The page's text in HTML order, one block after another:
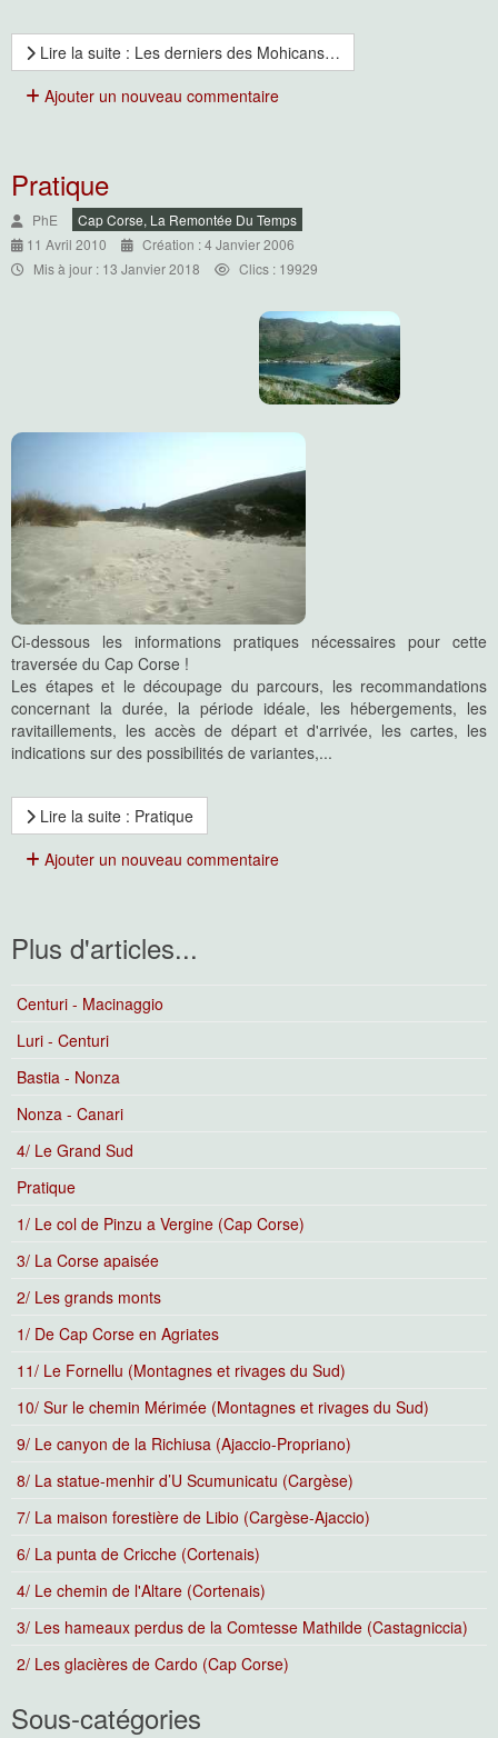
Lire la suite : Les derniers des Mohicans…
Ajouter un nouveau commentaire
Pratique
PhE
Cap Corse, La Remontée Du Temps
11 Avril 2010
Création : 4 Janvier 2006
Mis à jour : 13 Janvier 2018
Clics : 19929
Ci-dessous les informations pratiques nécessaires pour cette
traversée du Cap Corse !
Les étapes et le découpage du parcours, les recommandations
concernant la durée, la période idéale, les hébergements, les
ravitaillements, les accès de départ et d'arrivée, les cartes, les
indications sur des possibilités de variantes,...
Lire la suite : Pratique
Ajouter un nouveau commentaire
Plus d'articles...
Centuri - Macinaggio
Luri - Centuri
Bastia - Nonza
Nonza - Canari
4/ Le Grand Sud
Pratique
1/ Le col de Pinzu a Vergine (Cap Corse)
3/ La Corse apaisée
2/ Les grands monts
1/ De Cap Corse en Agriates
11/ Le Fornellu (Montagnes et rivages du Sud)
10/ Sur le chemin Mérimée (Montagnes et rivages du Sud)
9/ Le canyon de la Richiusa (Ajaccio-Propriano)
8/ La statue-menhir d’U Scumunicatu (Cargèse)
7/ La maison forestière de Libio (Cargèse-Ajaccio)
6/ La punta de Cricche (Cortenais)
4/ Le chemin de l'Altare (Cortenais)
3/ Les hameaux perdus de la Comtesse Mathilde (Castagniccia)
2/ Les glacières de Cardo (Cap Corse)
Sous-catégories